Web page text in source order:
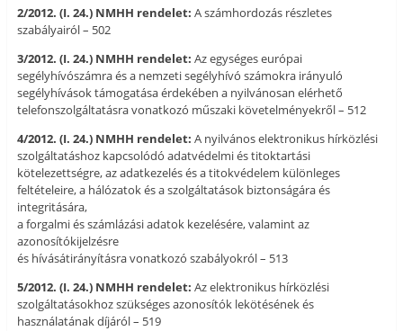
2/2012. (I. 24.) NMHH rendelet: A számhordozás részletes
szabályairól – 502
3/2012. (I. 24.) NMHH rendelet: Az egységes európai
segélyhívószámra és a nemzeti segélyhívó számokra irányuló
segélyhívások támogatása érdekében a nyilvánosan elérhető
telefonszolgáltatásra vonatkozó műszaki követelményekről – 512
4/2012. (I. 24.) NMHH rendelet: A nyilvános elektronikus hírközlési
szolgáltatáshoz kapcsolódó adatvédelmi és titoktartási
kötelezettségre, az adatkezelés és a titokvédelem különleges
feltételeire, a hálózatok és a szolgáltatások biztonságára és
integritására,
a forgalmi és számlázási adatok kezelésére, valamint az
azonosítókijelzésre
és hívásátirányításra vonatkozó szabályokról – 513
5/2012. (I. 24.) NMHH rendelet: Az elektronikus hírközlési
szolgáltatásokhoz szükséges azonosítók lekötésének és
használatának díjáról – 519